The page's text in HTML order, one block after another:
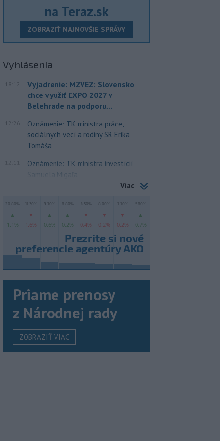
na Teraz.sk
ZOBRAZIŤ NAJNOVŠIE SPRÁVY
Vyhlásenia
18:12
Vyjadrenie: MZVEZ: Slovensko
chce využiť EXPO 2027 v
Belehrade na podporu...
12:26
Oznámenie: TK ministra práce,
sociálnych vecí a rodiny SR Erika
Tomáša
Oznámenie: TK ministra investícií
Samuela Migaľa
Viac
Priame prenosy
z Národnej rady
ZOBRAZIŤ VIAC